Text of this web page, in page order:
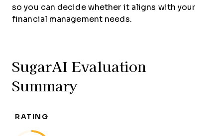
so you can decide whether it aligns with your
financial management needs.
SugarAI Evaluation
Summary
RATING